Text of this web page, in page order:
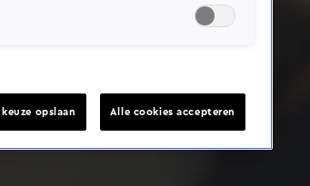
op je huidige locatie
opslaan Alle cookies accepteren